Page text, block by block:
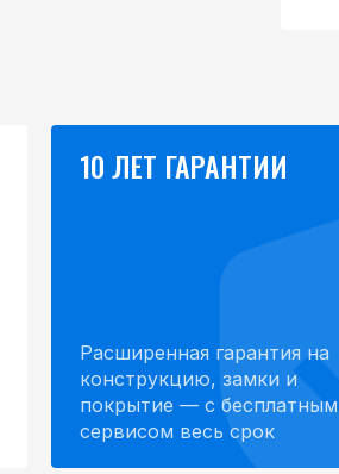
10 ЛЕТ ГАРАНТИИ
Расширенная гарантия на
конструкцию, замки и
покрытие — с бесплатным
сервисом весь срок